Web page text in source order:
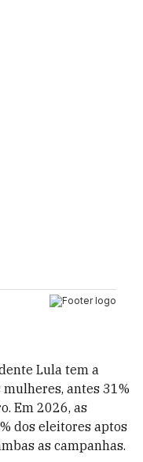
Lula tem a
antes 31%
Em 2026, as
dos eleitores aptos
as campanhas.